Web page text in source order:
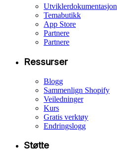
Utviklerdokumentasjon
Temabutikk
App Store
Partnere
Partnere
Ressurser
Blogg
Sammenlign Shopify
Veiledninger
Kurs
Gratis verktøy
Endringslogg
Støtte